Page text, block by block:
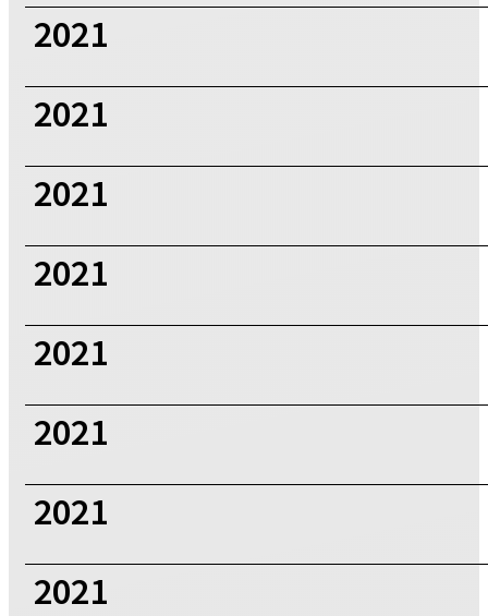
2021
2021
2021
2021
2021
2021
2021
2021